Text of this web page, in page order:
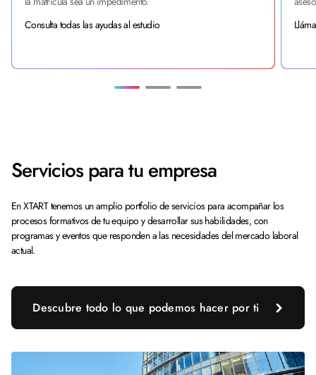
Consulta todas las ayudas al estudio
Servicios para tu empresa
En XTART tenemos un amplio portfolio de servicios para acompañar los
procesos formativos de tu equipo y desarrollar sus habilidades, con
programas y eventos que responden a las necesidades del mercado laboral
actual.
Descubre todo lo que podemos hacer por ti